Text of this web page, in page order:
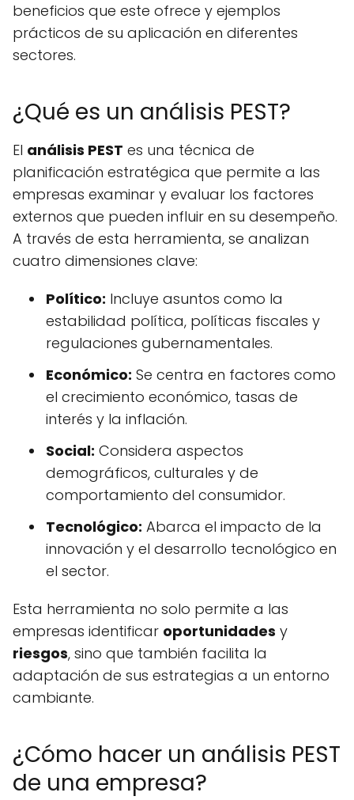
beneficios que este ofrece y ejemplos
prácticos de su aplicación en diferentes
sectores.
¿Qué es un análisis PEST?
El análisis PEST es una técnica de
planificación estratégica que permite a las
empresas examinar y evaluar los factores
externos que pueden influir en su desempeño.
A través de esta herramienta, se analizan
cuatro dimensiones clave:
Político: Incluye asuntos como la
estabilidad política, políticas fiscales y
regulaciones gubernamentales.
Económico: Se centra en factores como
el crecimiento económico, tasas de
interés y la inflación.
Social: Considera aspectos
demográficos, culturales y de
comportamiento del consumidor.
Tecnológico: Abarca el impacto de la
innovación y el desarrollo tecnológico en
el sector.
Esta herramienta no solo permite a las
empresas identificar oportunidades y
riesgos, sino que también facilita la
adaptación de sus estrategias a un entorno
cambiante.
¿Cómo hacer un análisis PEST
de una empresa?